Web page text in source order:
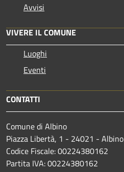
Avvisi
VIVERE IL COMUNE
Luoghi
Eventi
CONTATTI
Comune di Albino
Piazza Libertà, 1 - 24021 - Albino
Codice Fiscale: 00224380162
Partita IVA: 00224380162